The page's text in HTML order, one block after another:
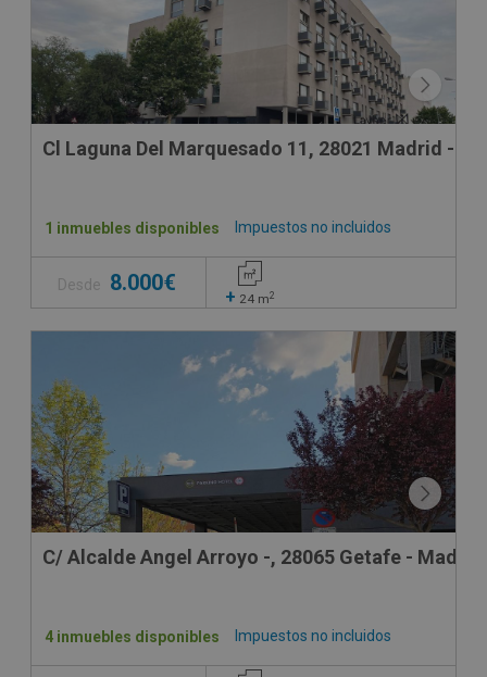
Cl Laguna Del Marquesado 11, 28021 Madrid -
Impuestos no incluidos
1 inmuebles disponibles
Desde 8.000€
+ 24 m2
C/ Alcalde Angel Arroyo -, 28065 Getafe - Madrid
Impuestos no incluidos
4 inmuebles disponibles